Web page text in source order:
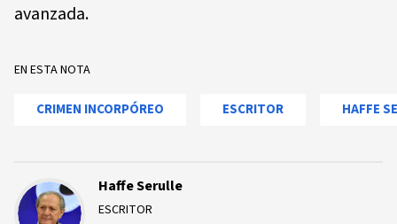
avanzada.
EN ESTA NOTA
CRIMEN INCORPÓREO ESCRITOR HAFFE
Haffe Serulle
ESCRITOR